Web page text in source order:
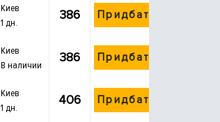
Киев
1 дн.
386 Придбати
Киев
В наличии
386 Придбати
Киев
1 дн.
406 Придбати